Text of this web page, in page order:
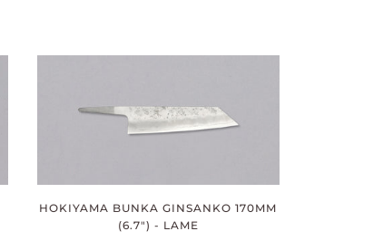
HOKIYAMA BUNKA GINSANKO 170MM
(6.7") - LAME